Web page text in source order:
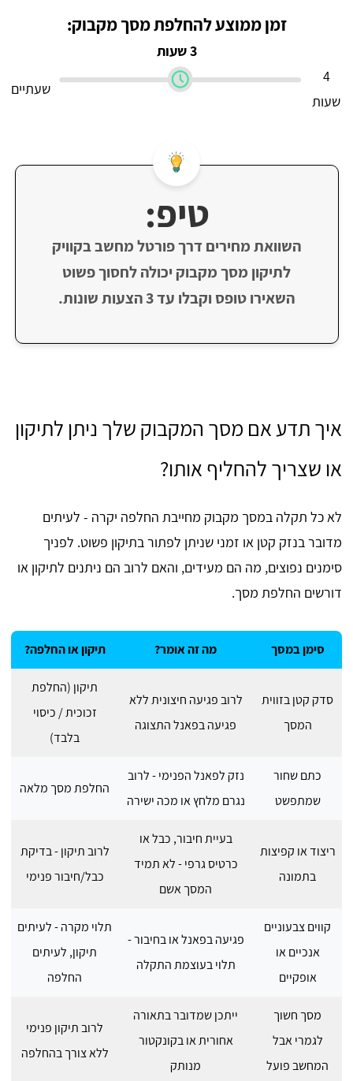
זמן ממוצע להחלפת מסך מקבוק:
3 שעות
4
שעות
שעתיים
טיפ:
השוואת מחירים דרך פורטל מחשב בקוויק
לתיקון מסך מקבוק יכולה לחסוך פשוט
השאירו טופס וקבלו עד 3 הצעות שונות.
איך תדע אם מסך המקבוק שלך ניתן לתיקון
או שצריך להחליף אותו?
לא כל תקלה במסך מקבוק מחייבת החלפה יקרה - לעיתים
מדובר בנזק קטן או זמני שניתן לפתור בתיקון פשוט. לפניך
סימנים נפוצים, מה הם מעידים, והאם לרוב הם ניתנים לתיקון או
דורשים החלפת מסך.
סימן במסך מה זה אומר? תיקון או החלפה?
סדק קטן בזווית
המסך
לרוב פגיעה חיצונית ללא
פגיעה בפאנל התצוגה
תיקון (החלפת
זכוכית / כיסוי
בלבד)
כתם שחור
שמתפשט
נזק לפאנל הפנימי - לרוב
נגרם מלחץ או מכה ישירה
החלפת מסך מלאה
ריצוד או קפיצות
בתמונה
בעיית חיבור, כבל או
כרטיס גרפי - לא תמיד
המסך אשם
לרוב תיקון - בדיקת
כבל/חיבור פנימי
קווים צבעוניים
אנכיים או
אופקיים
פגיעה בפאנל או בחיבור -
תלוי בעוצמת התקלה
תלוי מקרה - לעיתים
תיקון, לעיתים
החלפה
מסך חשוך
לגמרי אבל
המחשב פועל
ייתכן שמדובר בתאורה
אחורית או בקונקטור
מנותק
לרוב תיקון פנימי
ללא צורך בהחלפה